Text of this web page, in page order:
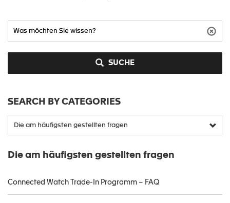
SUCHE
SEARCH BY CATEGORIES
Die am häufigsten gestellten fragen
Connected Watch Trade-In Programm – FAQ